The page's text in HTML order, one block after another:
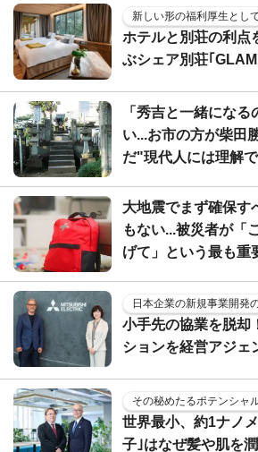
新しい形の福利厚生とし
ホテルと別荘の利
ぶシェア別荘｢
「秀吉と一緒にな
い...お市の方が柴田
だ"現代人には理解
大地震でまず確保す
もない...被災者が「
げて」という最も重
日本企業の新規事業開発
小手先の協業を脱却
ションを経営アジェ
その秘めたるポテンシャ
世界最小、約1ナノ
子｣はなぜ髪や肌を